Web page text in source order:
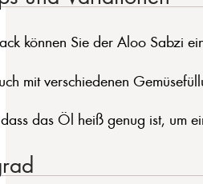
können Sie der Aloo Sabzi
mit verschiedenen
das Öl heiß genug ist, um